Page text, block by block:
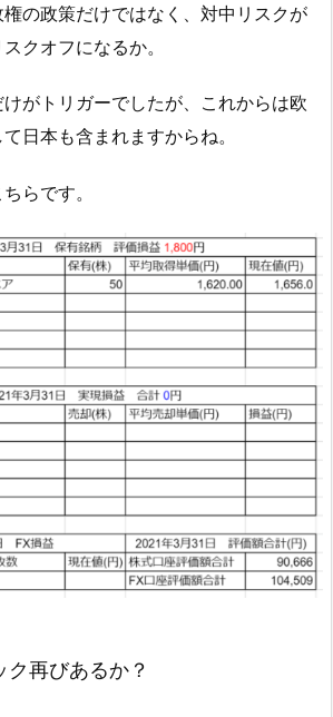
の政策だけではなく、対中リスクが
クオフになるか。
がトリガーでしたが、これからは欧
日本も含まれますからね。
らです。
再びあるか？